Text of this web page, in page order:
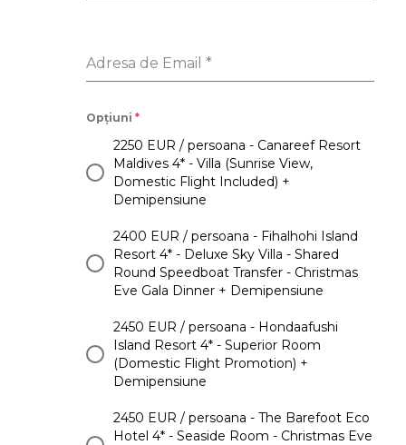
Adresa de Email *
Opțiuni *
2250 EUR / persoana - Canareef Resort
Maldives 4* - Villa (Sunrise View,
Domestic Flight Included) +
Demipensiune
2400 EUR / persoana - Fihalhohi Island
Resort 4* - Deluxe Sky Villa - Shared
Round Speedboat Transfer - Christmas
Eve Gala Dinner + Demipensiune
2450 EUR / persoana - Hondaafushi
Island Resort 4* - Superior Room
(Domestic Flight Promotion) +
Demipensiune
2450 EUR / persoana - The Barefoot Eco
Hotel 4* - Seaside Room - Christmas Eve